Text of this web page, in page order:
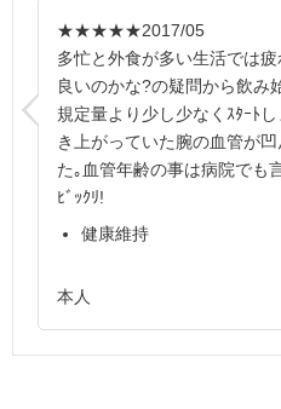
★★★★★2017/05
多忙と外食が多い生活では
良いのかな?の疑問から飲み
規定量より少し少なくｽﾀｰﾄ
き上がっていた腕の血管が
た｡血管年齢の事は病院でも
ﾋﾞｯｸﾘ!
健康維持
本人